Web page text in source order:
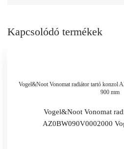
Kapcsolódó termékek
Vogel&Noot Vonomat radiátor tartó konzol
900 mm
Vogel&Noot Vonomat
AZ0BW090V0002000